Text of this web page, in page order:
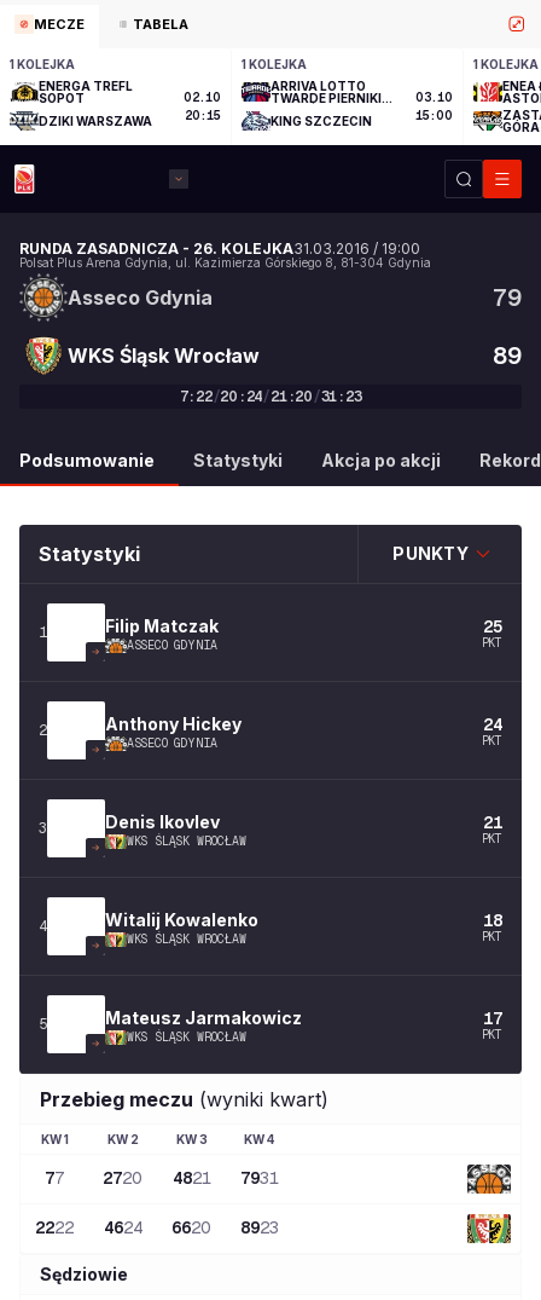
MECZE TABELA
1 KOLEJKA
ENERGA TREFL
SOPOT
DZIKI WARSZAWA
02.10
20:15
1 KOLEJKA
ARRIVA LOTTO
TWARDE PIERNIKI
KING SZCZECIN
03.10
15:00
1 KOLEJKA
ENEA
GÓRA
RUNDA ZASADNICZA - 26. KOLEJKA31.03.2016 / 19:00
Polsat Plus Arena Gdynia ul. Kazimierza Górskiego 8 81-304 Gdynia
Asseco Gdynia 79
89
WKS Śląsk Wrocław
7: 22/20 : 24/21:20 /31 : 23
79:89
Podsumowanie Statystyki Akcja po akcji
Statystyki PUNKTY
1 Filip Matczak
ASSECO GDYNIA
25
PKT
2 Anthony Hickey
ASSECO GDYNIA
24
PKT
3 Denis Ikovlev
WKS ŚLĄSK WROCŁAW
21
PKT
4 Witalij Kowalenko
WKS ŚLĄSK WROCŁAW
18
PKT
5 Mateusz Jarmakowicz
WKS ŚLĄSK WROCŁAW
17
PKT
Przebieg meczu (wyniki kwart)
KW1 KW 2 KW3 KW4
77 2720 4821 7931
2222 4624 6620 8923
Sędziowie